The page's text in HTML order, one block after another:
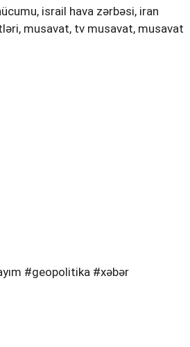
israil hava zərbəsi, iran
musavat, tv musavat, musavat
#geopolitika #xəbər